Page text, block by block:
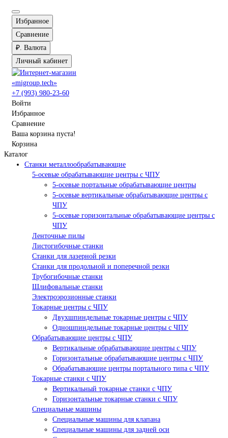
Избранное
Сравнение
₽. Валюта
Личный кабинет
+7 (993) 980-23-60
Войти
Избранное
Сравнение
Ваша корзина пуста!
Корзина
Каталог
Станки металлообрабатывающие
5-осевые обрабатывающие центры с ЧПУ
5-осевые портальные обрабатывающие центры
5-осевые вертикальные обрабатывающие центры с
ЧПУ
5-осевые горизонтальные обрабатывающие центры с
ЧПУ
Ленточные пилы
Листогибочные станки
Станки для лазерной резки
Станки для продольной и поперечной резки
Трубогибочные станки
Шлифовальные станки
Электроэрозионные станки
Токарные центры с ЧПУ
Двухшпиндельные токарные центры с ЧПУ
Одношпиндельные токарные центры с ЧПУ
Обрабатывающие центры с ЧПУ
Вертикальные обрабатывающие центры с ЧПУ
Горизонтальные обрабатывающие центры с ЧПУ
Обрабатывающие центры портального типа с ЧПУ
Токарные станки с ЧПУ
Вертикальный токарные станки с ЧПУ
Горизонтальные токарные станки с ЧПУ
Специальные машины
Специальные машины для клапана
Специальные машины для задней оси